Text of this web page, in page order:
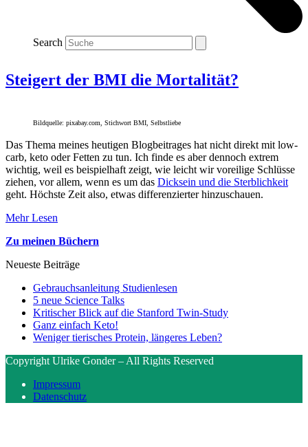
Search
Steigert der BMI die Mortalität?
Bildquelle: pixabay.com, Stichwort BMI, Selbstliebe
Das Thema meines heutigen Blogbeitrages hat nicht direkt mit low-
carb, keto oder Fetten zu tun. Ich finde es aber dennoch extrem
wichtig, weil es beispielhaft zeigt, wie leicht wir voreilige Schlüsse
ziehen, vor allem, wenn es um das Dicksein und die Sterblichkeit
geht. Höchste Zeit also, etwas differenzierter hinzuschauen.
Mehr Lesen
Zu meinen Büchern
Neueste Beiträge
Gebrauchsanleitung Studienlesen
5 neue Science Talks
Kritischer Blick auf die Stanford Twin-Study
Ganz einfach Keto!
Weniger tierisches Protein, längeres Leben?
Copyright Ulrike Gonder – All Rights Reserved
Impressum
Datenschutz